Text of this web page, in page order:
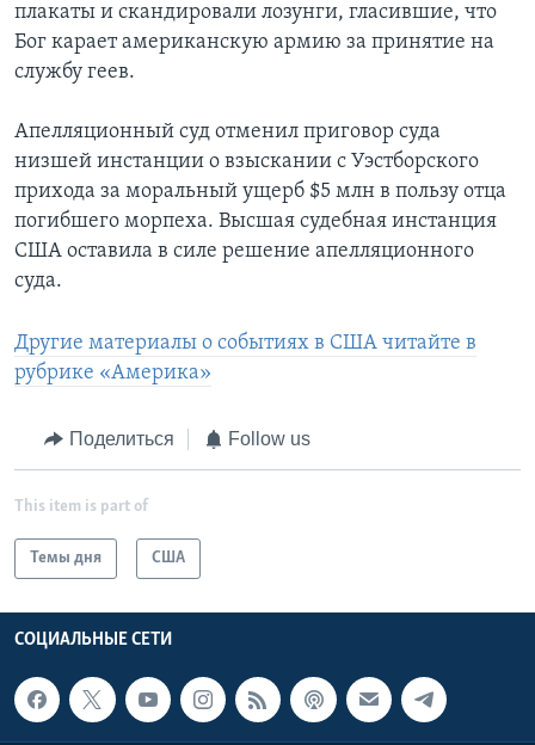
плакаты и скандировали лозунги, гласившие, что
Бог карает американскую армию за принятие на
службу геев.
Апелляционный суд отменил приговор суда
низшей инстанции о взыскании с Уэстборского
прихода за моральный ущерб $5 млн в пользу отца
погибшего морпеха. Высшая судебная инстанция
США оставила в силе решение апелляционного
суда.
Другие материалы о событиях в США читайте в
рубрике «Америка»
Поделиться Follow us
This item is part of
Темы дня США
СОЦИАЛЬНЫЕ СЕТИ